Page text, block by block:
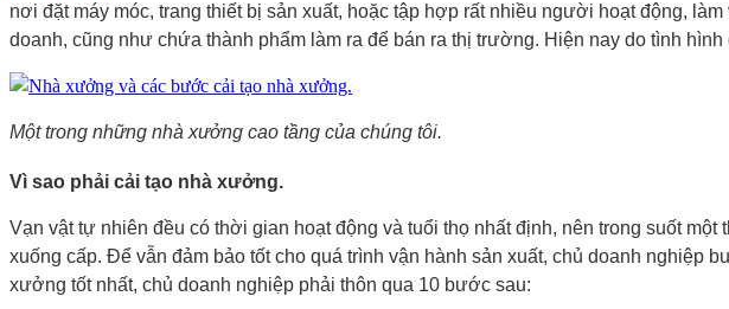
nơi đặt máy móc, trang thiết bị sản xuất, hoặc tập hợp rất nhiều người hoạt động,
doanh, cũng như chứa thành phẩm làm ra để bán ra thị trường. Hiện nay do tình
Một trong những nhà xưởng cao tầng của chúng tôi.
Vì sao phải cải tạo nhà xưởng.
Vạn vật tự nhiên đều có thời gian hoạt động và tuổi thọ nhất định, nên trong suốt
xuống cấp. Để vẫn đảm bảo tốt cho quá trình vận hành sản xuất, chủ doanh nghiệp
xưởng tốt nhất, chủ doanh nghiệp phải thôn qua 10 bước sau: